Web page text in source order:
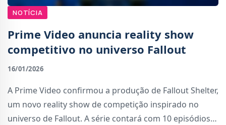
NOTÍCIA
Prime Video anuncia reality show
competitivo no universo Fallout
16/01/2026
A Prime Video confirmou a produção de Fallout Shelter,
um novo reality show de competição inspirado no
universo de Fallout. A série contará com 10 episódios e